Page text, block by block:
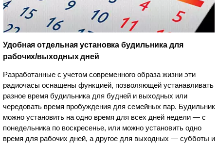
Удобная отдельная установка будильника для
рабочих/выходных дней
Разработанные с учетом современного образа жизни эти
радиочасы оснащены функцией, позволяющей устанавливать
разное время будильника для будней и выходных или
чередовать время пробуждения для семейных пар. Будильник
можно установить на одно время для всех дней недели — с
понедельника по воскресенье, или можно установить одно
время для рабочих дней, а другое для выходных — субботы и